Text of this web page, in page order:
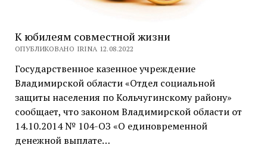
К юбилеям совместной жизни
ОПУБЛИКОВАНО IRINA 12.08.2022
Государственное казенное учреждение
Владимирской области «Отдел социальной
защиты населения по Кольчугинскому району»
сообщает, что законом Владимирской области от
14.10.2014 № 104-ОЗ «О единовременной
денежной выплате…